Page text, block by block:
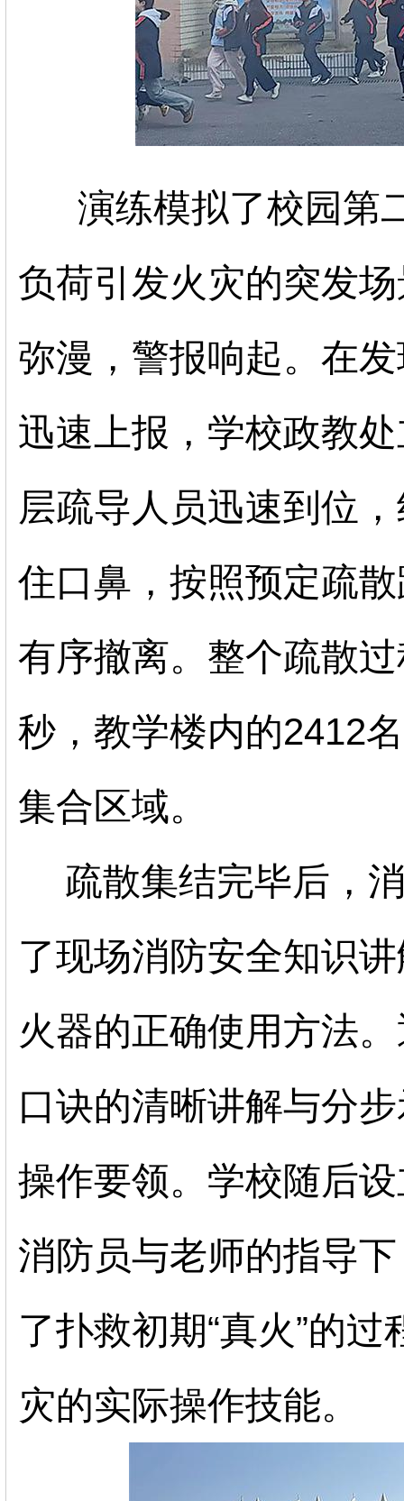
演练模拟了校园第
负荷引发火灾的突发
弥漫，警报响起。在
迅速上报，学校政教
层疏导人员迅速到位
住口鼻，按照预定疏
有序撤离。整个疏散
秒，教学楼内的2412
集合区域。
疏散集结完毕后，
了现场消防安全知识
火器的正确使用方法
口诀的清晰讲解与分
操作要领。学校随后
消防员与老师的指导
了扑救初期“真火”的
灾的实际操作技能。